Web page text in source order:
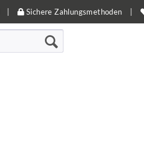
Sichere Zahlungsmethoden